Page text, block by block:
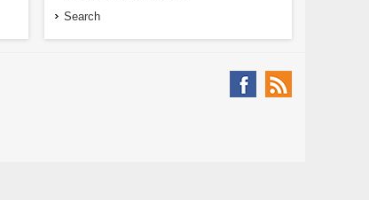
Search